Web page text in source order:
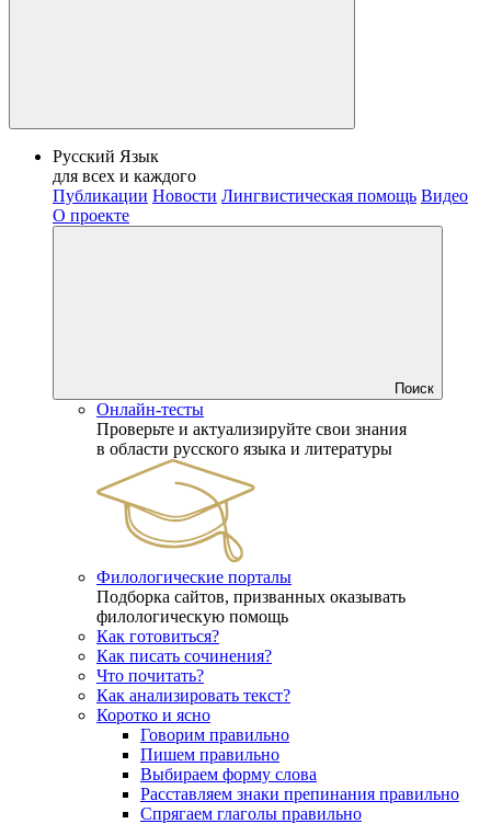
Русский Язык
для всех и каждого
Публикации Новости Лингвистическая помощь Видео
О проекте
Поиск
Онлайн-тесты
Проверьте и актуализируйте свои знания
в области русского языка и литературы
Филологические порталы
Подборка сайтов, призванных оказывать
филологическую помощь
Как готовиться?
Как писать сочинения?
Что почитать?
Как анализировать текст?
Коротко и ясно
Говорим правильно
Пишем правильно
Выбираем форму слова
Расставляем знаки препинания правильно
Спрягаем глаголы правильно